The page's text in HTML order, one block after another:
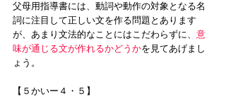
父母用指導書には、動詞や動作の対象となる名
詞に注目して正しい文を作る問題とあります
が、あまり文法的なことにはこだわらずに、 意
味が通じる文が作れるかどうかを見てあげまし
ょう。
【５かいー４・５】